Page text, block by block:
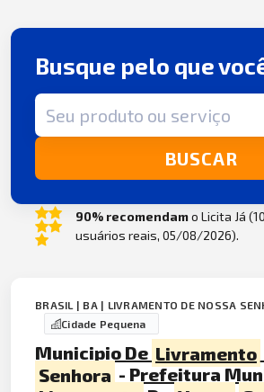
Busque pelo que
Termo de busca
BUSCAR
90% recomendamo Licita Já
usuários reais, 05/08/2026).
BRASIL | BA | LIVRAMENTO DE NOSSA
Cidade Pequena
Municipio De Livramento
Senhora - Prefeitura